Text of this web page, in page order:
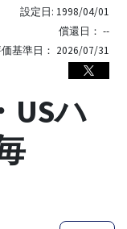
設定日: 1998/04/01
償還日： --
基準日： 2026/07/31
USハ